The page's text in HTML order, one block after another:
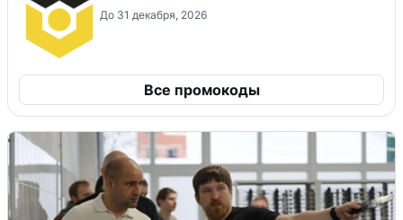
До 31 декабря, 2026
Все промокоды